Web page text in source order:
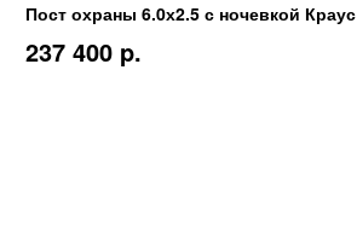
Пост охраны 6.0х2.5 с ночевкой Краус
237 400 p.